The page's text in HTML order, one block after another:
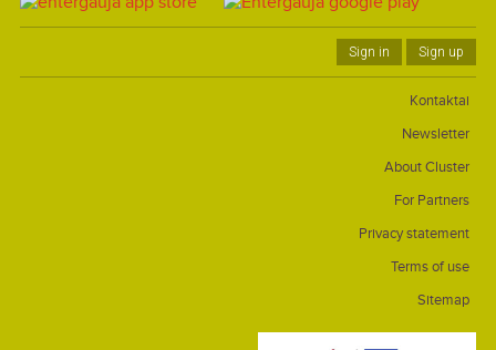
Sign in Sign up
Kontaktai
Newsletter
About Cluster
For Partners
Privacy statement
Terms of use
Sitemap